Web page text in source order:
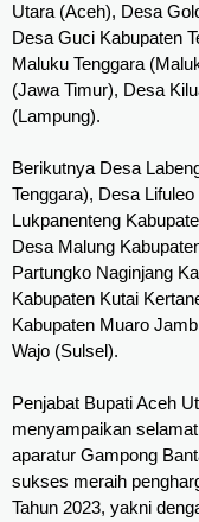
Utara (Aceh), Desa
Desa Guci Kabupaten
Maluku Tenggara
(Jawa Timur), Desa
(Lampung).
Berikutnya Desa
Tenggara), Desa
Lukpanenteng
Desa Malung
Partungko Naginjang
Kabupaten Kutai
Kabupaten Muaro
Wajo (Sulsel).
Penjabat Bupati Aceh
menyampaikan
aparatur Gampong
sukses meraih
Tahun 2023, yakni